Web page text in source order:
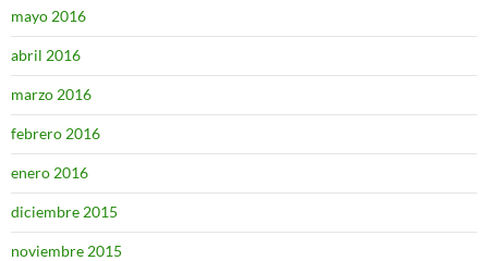
mayo 2016
abril 2016
marzo 2016
febrero 2016
enero 2016
diciembre 2015
noviembre 2015